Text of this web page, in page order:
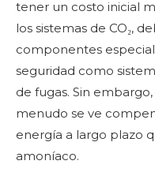
tener un costo inicial
los sistemas de CO₂,
componentes
seguridad como
de fugas. Sin
menudo se ve
energía a largo plazo
amoníaco.